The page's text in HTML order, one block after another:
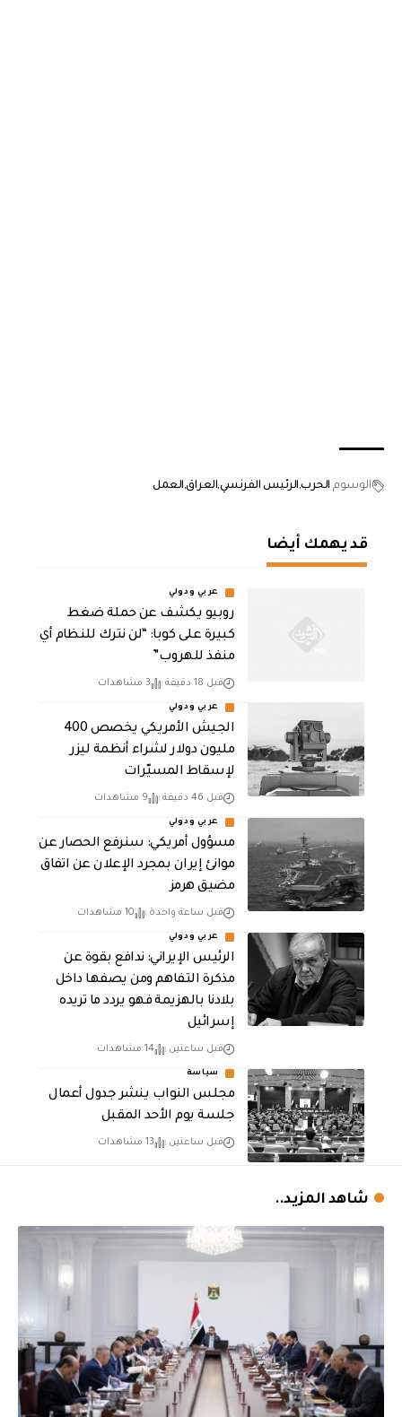
الوسوم الحرب الرئيس الفرنسيالعراق العمل
قد يهمك أيضا
عربي ودولي
روبيو يكشف عن حملة ضغط
كبيرة على كوبا: “لن نترك للنظام أي
منفذ للهروب”
قبل 18 دقيقة 3 مشاهدات
عربي ودولي
الجيش الأمريكي يخصص 400
مليون دولار لشراء أنظمة ليزر
لإسقاط المسيّرات
قبل 46 دقيقة 9 مشاهدات
عربي ودولي
مسؤول أمريكي: سنرفع الحصار عن
موانئ إيران بمجرد الإعلان عن اتفاق
مضيق هرمز
قبل ساعة واحدة 10 مشاهدات
عربي ودولي
الرئيس الإيراني: ندافع بقوة عن
مذكرة التفاهم ومن يصفها داخل
بلادنا بالهزيمة فهو يردد ما تريده
إسرائيل
قبل ساعتين 14 مشاهدات
سياسة
مجلس النواب ينشر جدول أعمال
جلسة يوم الأحد المقبل
قبل ساعتين 13 مشاهدات
شاهد المزيد..